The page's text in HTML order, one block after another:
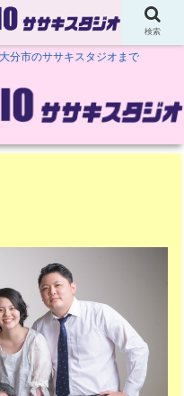
分市のササキスタジオまで
検索